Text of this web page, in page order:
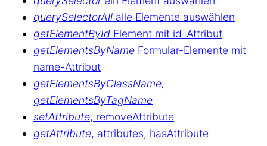
querySelectorAll alle Elemente auswählen
getElementById Element mit id-Attribut
getElementsByName Formular-Elemente mit
name-Attribut
getElementsByClassName,
getElementsByTagName
setAttribute, removeAttribute
getAttribute, attributes, hasAttribute